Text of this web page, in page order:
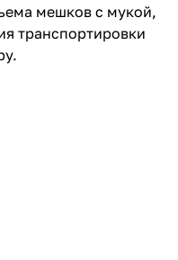
мешков с мукой,
транспортировки